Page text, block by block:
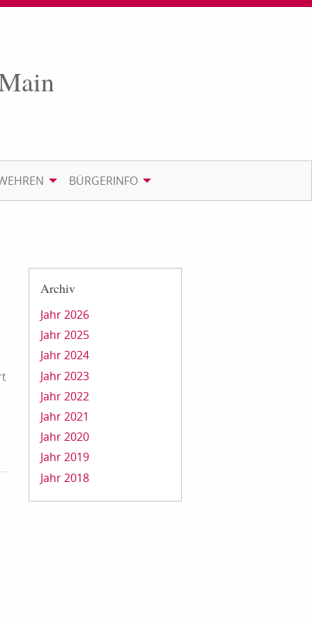
BÜRGERINFO
Archiv
Jahr 2026
Jahr 2025
Jahr 2024
Jahr 2023
Jahr 2022
Jahr 2021
Jahr 2020
Jahr 2019
Jahr 2018